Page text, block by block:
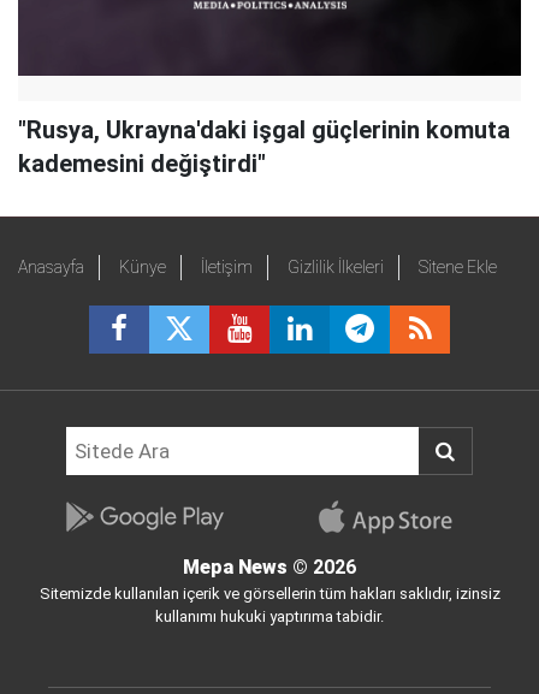
"Rusya, Ukrayna'daki işgal güçlerinin komuta
kademesini değiştirdi"
Anasayfa Künye İletişim Gizlilik İlkeleri Sitene Ekle
Mepa News © 2026
Sitemizde kullanılan içerik ve görsellerin tüm hakları saklıdır, izinsiz
kullanımı hukuki yaptırıma tabidir.